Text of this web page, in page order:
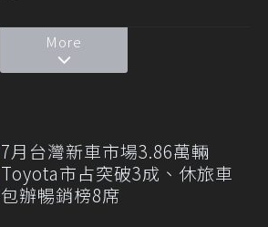
More
7月台灣新車市場3.86萬輛
Toyota市占突破3成、休旅車
包辦暢銷榜8席